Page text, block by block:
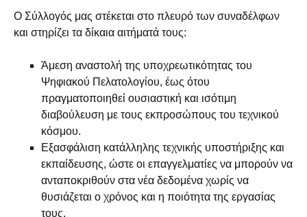
Ο Σύλλογός μας στέκεται στο πλευρό των συναδέλφων
και στηρίζει τα δίκαια αιτήματά τους:
Άμεση αναστολή της υποχρεωτικότητας του
Ψηφιακού Πελατολογίου, έως ότου
πραγματοποιηθεί ουσιαστική και ισότιμη
διαβούλευση με τους εκπροσώπους του τεχνικού
κόσμου.
Εξασφάλιση κατάλληλης τεχνικής υποστήριξης και
εκπαίδευσης, ώστε οι επαγγελματίες να μπορούν να
ανταποκριθούν στα νέα δεδομένα χωρίς να
θυσιάζεται ο χρόνος και η ποιότητα της εργασίας
τους.